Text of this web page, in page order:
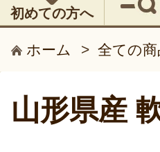
初めての方へ
ホーム > 全ての商
山形県産